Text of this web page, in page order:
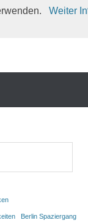
Berlin Spaziergang
Weiter